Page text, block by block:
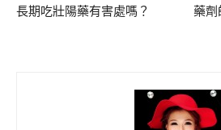
長期吃壯陽藥有害處嗎？
藥劑